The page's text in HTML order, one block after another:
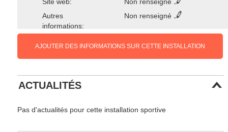
Site web:
Non renseigné
Autres
informations:
Non renseigné
AJOUTER DES INFORMATIONS SUR CETTE INSTALLATION
ACTUALITÉS
Pas d'actualités pour cette installation sportive